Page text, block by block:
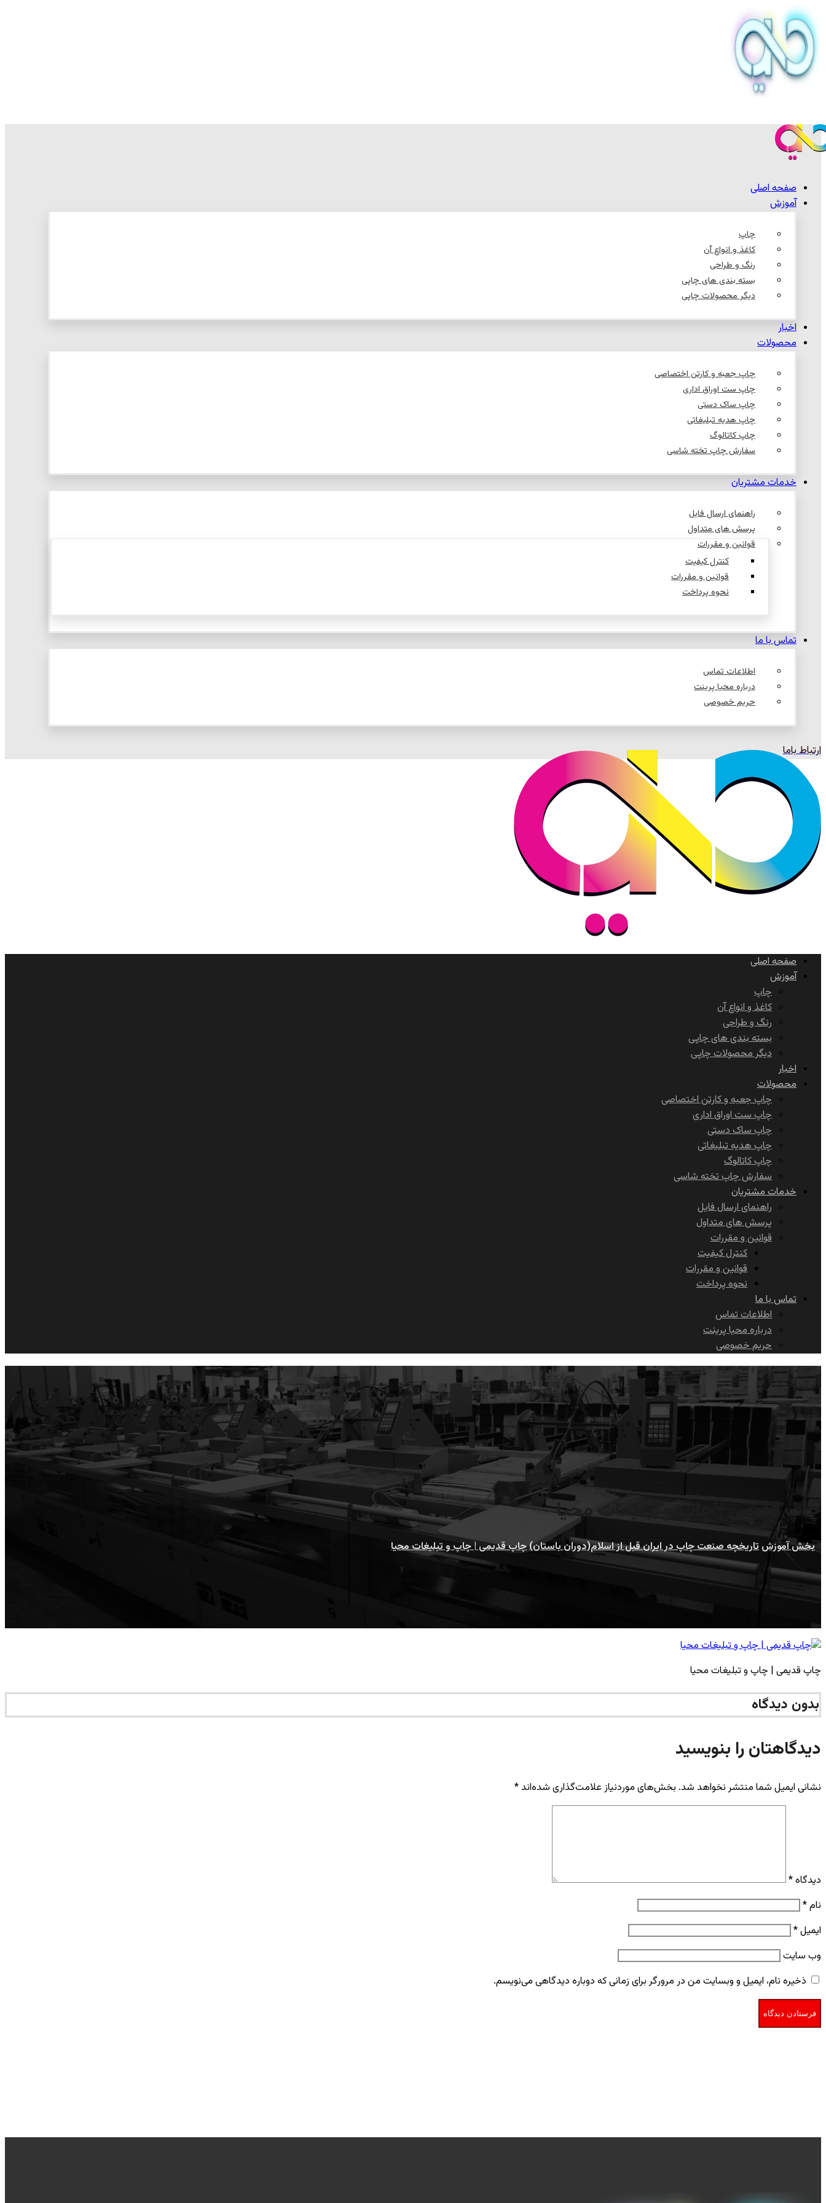
صفحه اصلی
آموزش
چاپ
کاغذ و انواع آن
رنگ و طراحی
بسته بندی های چاپی
دیگر محصولات چاپی
اخبار
محصولات
چاپ جعبه و کارتن اختصاصی
چاپ ست اوراق اداری
چاپ ساک دستی
چاپ هدیه تبلیغاتی
چاپ کاتالوگ
سفارش چاپ تخته شاسی
خدمات مشتریان
راهنمای ارسال فایل
پرسش های متداول
قوانین و مقررات
کنترل کیفیت
قوانین و مقررات
نحوه پرداخت
تماس با ما
اطلاعات تماس
درباره محیا پرینت
حریم خصوصی
ارتباط باما
صفحه اصلی
آموزش
چاپ
کاغذ و انواع آن
رنگ و طراحی
بسته بندی های چاپی
دیگر محصولات چاپی
اخبار
محصولات
چاپ جعبه و کارتن اختصاصی
چاپ ست اوراق اداری
چاپ ساک دستی
چاپ هدیه تبلیغاتی
چاپ کاتالوگ
سفارش چاپ تخته شاسی
خدمات مشتریان
راهنمای ارسال فایل
پرسش های متداول
قوانین و مقررات
کنترل کیفیت
قوانین و مقررات
نحوه پرداخت
تماس با ما
اطلاعات تماس
درباره محیا پرینت
حریم خصوصی
چاپ قدیمی | چاپ و تبلیغات محیا
بخش آموزش تاریخچه صنعت چاپ در ایران قبل از اسلام(دوران باستان)چاپ قدیمی | چاپ و تبلیغات محیا
چاپ قدیمی | چاپ و تبلیغات محیا
بدون دیدگاه
دیدگاهتان را بنویسید
نشانی ایمیل شما منتشر نخواهد شد. بخش‌های موردنیاز علامت‌گذاری شده‌اند *
دیدگاه*
نام*
ایمیل*
وب‌ سایت
ذخیره نام، ایمیل و وبسایت من در مرورگر برای زمانی که دوباره دیدگاهی می‌نویسم.